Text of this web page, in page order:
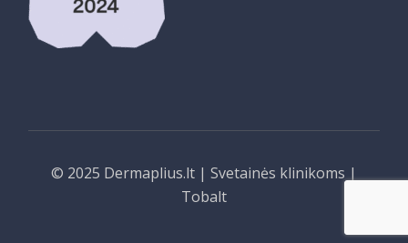
© 2025 Dermaplius.lt| Svetainės klinikoms |
Tobalt